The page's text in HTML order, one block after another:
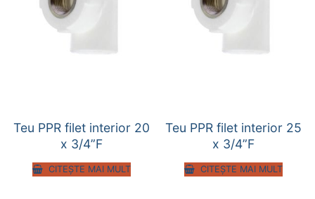
Teu PPR filet interior 20
x 3/4”F
CITEȘTE MAI MULT
Teu PPR filet interior 25
x 3/4”F
CITEȘTE MAI MULT